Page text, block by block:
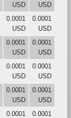
USD
USD
0.0001
USD
0.0001
USD
0.0001
USD
0.0001
USD
0.0001
USD
0.0001
USD
0.0001
USD
0.0001
USD
0.0001
0.0001